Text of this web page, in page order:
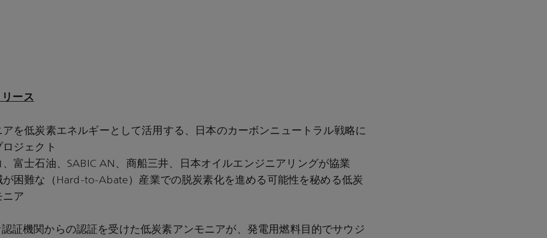
ース
アを低炭素エネルギーとして活用する、日本のカーボンニュートラル戦略に
ジェクト
、富士石油、SABIC AN、商船三井、日本オイルエンジニアリングが協業
が困難な（Hard-to-Abate）産業での脱炭素化を進める可能性を秘める低炭
ニア
証機関からの認証を受けた低炭素アンモニアが、発電用燃料目的でサウジ